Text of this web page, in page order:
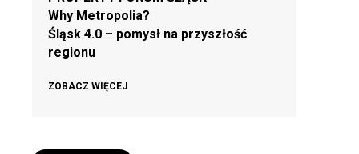
Why Metropolia?
Śląsk 4.0 – pomysł na przyszłość
regionu
ZOBACZ WIĘCEJ